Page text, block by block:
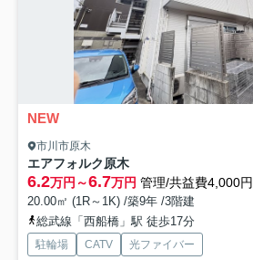
NEW
市川市原木
エアフォルク原木
6.2万円～6.7万円 管理/共益費4,000円
20.00㎡ (1R～1K) /築9年 /3階建
総武線「西船橋」駅 徒歩17分
駐輪場 CATV 光ファイバー